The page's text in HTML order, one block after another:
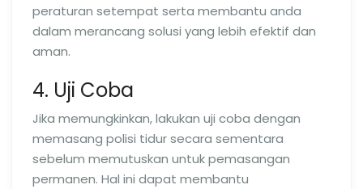
peraturan setempat serta membantu anda
dalam merancang solusi yang lebih efektif dan
aman.
4. Uji Coba
Jika memungkinkan, lakukan uji coba dengan
memasang polisi tidur secara sementara
sebelum memutuskan untuk pemasangan
permanen. Hal ini dapat membantu